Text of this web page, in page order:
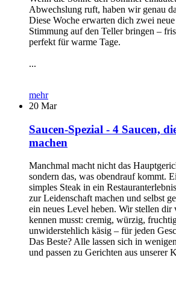
Abwechslung ruft, haben wir genau
Diese Woche erwarten dich zwei
Stimmung auf den Teller bringen –
perfekt für warme Tage.
...
mehr
20 Mar
Saucen-Spezial - 4 Saucen,
machen
Manchmal macht nicht das
sondern das, was obendrauf kommt.
simples Steak in ein
zur Leidenschaft machen und selbst
ein neues Level heben. Wir stellen dir
kennen musst: cremig, würzig,
unwiderstehlich käsig – für jeden
Das Beste? Alle lassen sich in
und passen zu Gerichten aus unserer